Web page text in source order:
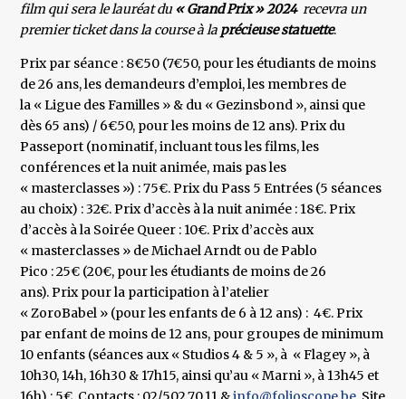
film qui sera le lauréat du« Grand Prix »2024 recevra un
premier ticket dans la course à la précieuse statuette.
Prix par séance : 8€50 (7€50, pour les étudiants de moins
de 26 ans, les demandeurs d’emploi, les membres de
la « Ligue des Familles » & du « Gezinsbond », ainsi que
dès 65 ans) / 6€50, pour les moins de 12 ans). Prix du
Passeport (nominatif, incluant tous les films, les
conférences et la nuit animée, mais pas les
« masterclasses ») : 75€. Prix du Pass 5 Entrées (5 séances
au choix) : 32€. Prix d’accès à la nuit animée : 18€. Prix
d’accès à la Soirée Queer : 10€. Prix d’accès aux
« masterclasses » de Michael Arndt ou de Pablo
Pico : 25€ (20€, pour les étudiants de moins de 26
ans). Prix pour la participation à l’atelier
« ZoroBabel » (pour les enfants de 6 à 12 ans) : 4€. Prix
par enfant de moins de 12 ans, pour groupes de minimum
10 enfants (séances aux « Studios 4 & 5 », à « Flagey », à
10h30, 14h, 16h30 & 17h15, ainsi qu’au « Marni », à 13h45 et